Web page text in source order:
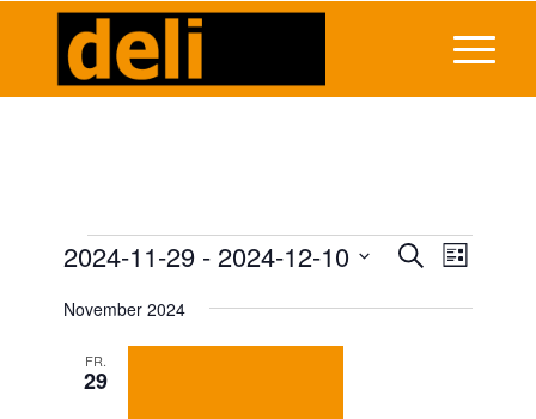
Veranstaltungen SucheListe
2024-11-29 - 2024-12-10
wählen.
November 2024
FR.
29